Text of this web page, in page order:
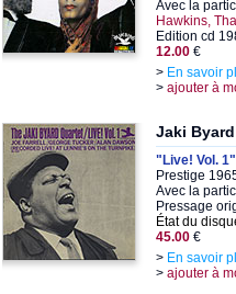
Avec la
Hawkins,
Edition cd
12.00 €
> En savoir
> ajouter à
Jaki Byard
"Live! Vol. 1"
Prestige
Avec la
Pressage
État du
45.00 €
> En savoir
> ajouter à